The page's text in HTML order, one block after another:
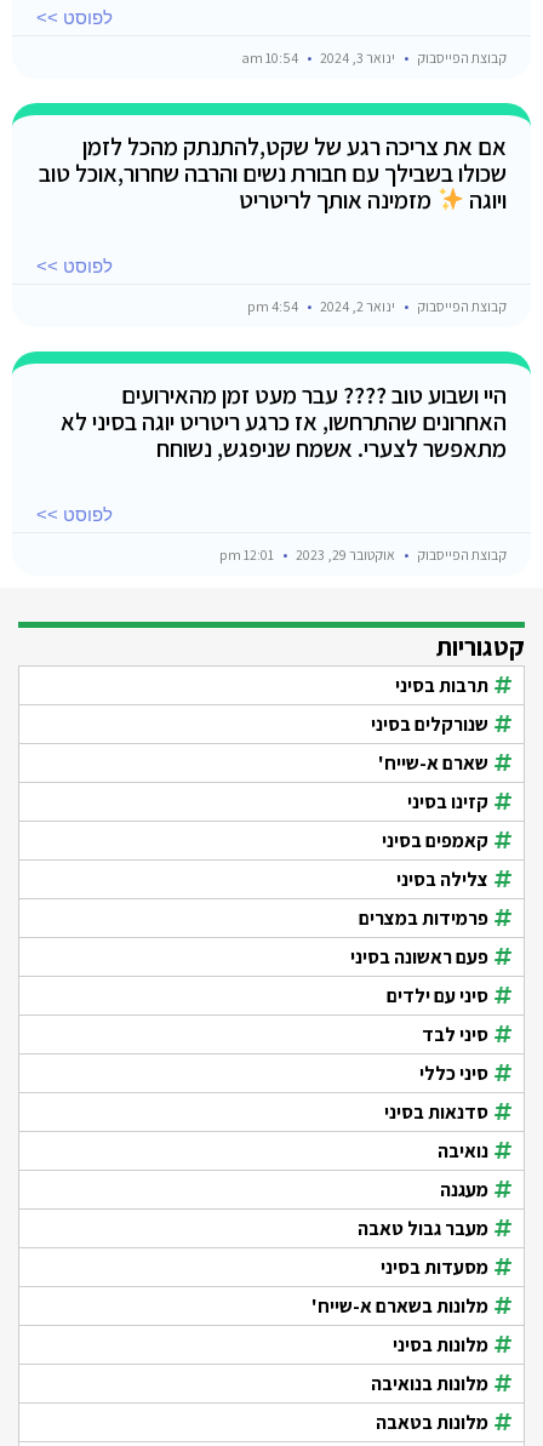
לפוסט >>
קבוצת הפייסבוק ינואר 3, 2024
אם את צריכה רגע של שקט,להתנתק מהכל לזמן
שכולו בשבילך עם חבורת נשים והרבה שחרור,אוכל טוב
ויוגה
מזמינה אותך לריטריט
לפוסט >>
קבוצת הפייסבוק ינואר 2, 2024
היי ושבוע טוב ???? עבר מעט זמן מהאירועים
האחרונים שהתרחשו, אז כרגע ריטריט יוגה בסיני לא
מתאפשר לצערי. אשמח שניפגש, נשוחח
לפוסט >>
קבוצת הפייסבוק אוקטובר 29, 2023
קטגוריות
תרבות בסיני
שנורקלים בסיני
שארם א-שייח'
קזינו בסיני
קאמפים בסיני
צלילה בסיני
פרמידות במצרים
פעם ראשונה בסיני
סיני עם ילדים
סיני לבד
סיני כללי
סדנאות בסיני
נואיבה
מעגנה
מעבר גבול טאבה
מסעדות בסיני
מלונות בשארם א-שייח'
מלונות בסיני
מלונות בנואיבה
מלונות בטאבה